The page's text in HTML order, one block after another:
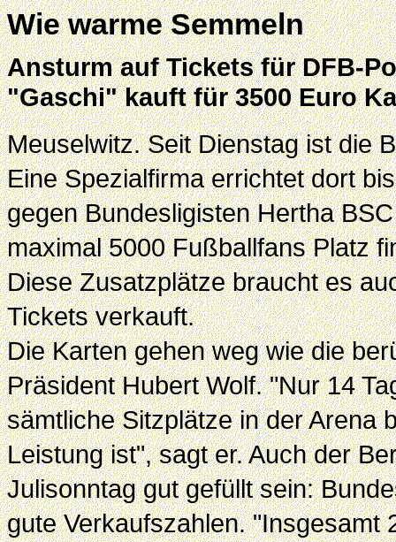
Wie warme Semmeln
Ansturm auf Tickets für DFB-
"Gaschi" kauft für 3500 Euro
Meuselwitz. Seit Dienstag ist die
Eine Spezialfirma errichtet dort
gegen Bundesligisten Hertha
maximal 5000 Fußballfans Platz
Diese Zusatzplätze braucht es
Tickets verkauft.
Die Karten gehen weg wie die
Präsident Hubert Wolf. "Nur 14
sämtliche Sitzplätze in der Arena
Leistung ist", sagt er. Auch der
Julisonntag gut gefüllt sein:
gute Verkaufszahlen. "Insgesamt